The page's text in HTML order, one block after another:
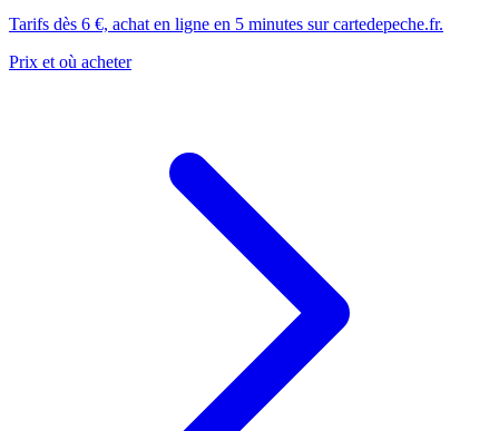
Tarifs dès 6 €, achat en ligne en 5 minutes sur cartedepeche.fr.
Prix et où acheter